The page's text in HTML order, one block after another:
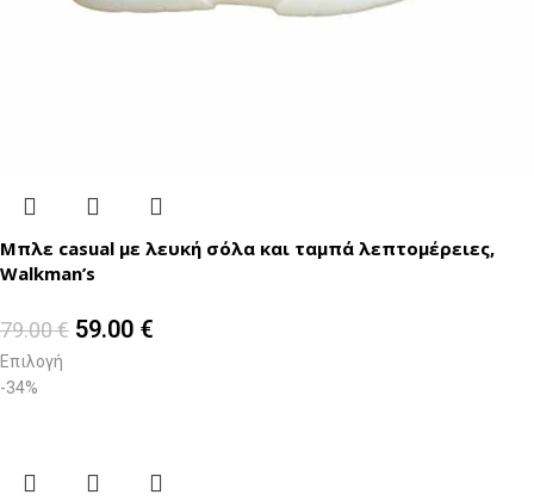
Μπλε casual με λευκή σόλα και ταμπά λεπτομέρειες,
Walkman’s
79.00€ 59.00 €
Επιλογή
-34%